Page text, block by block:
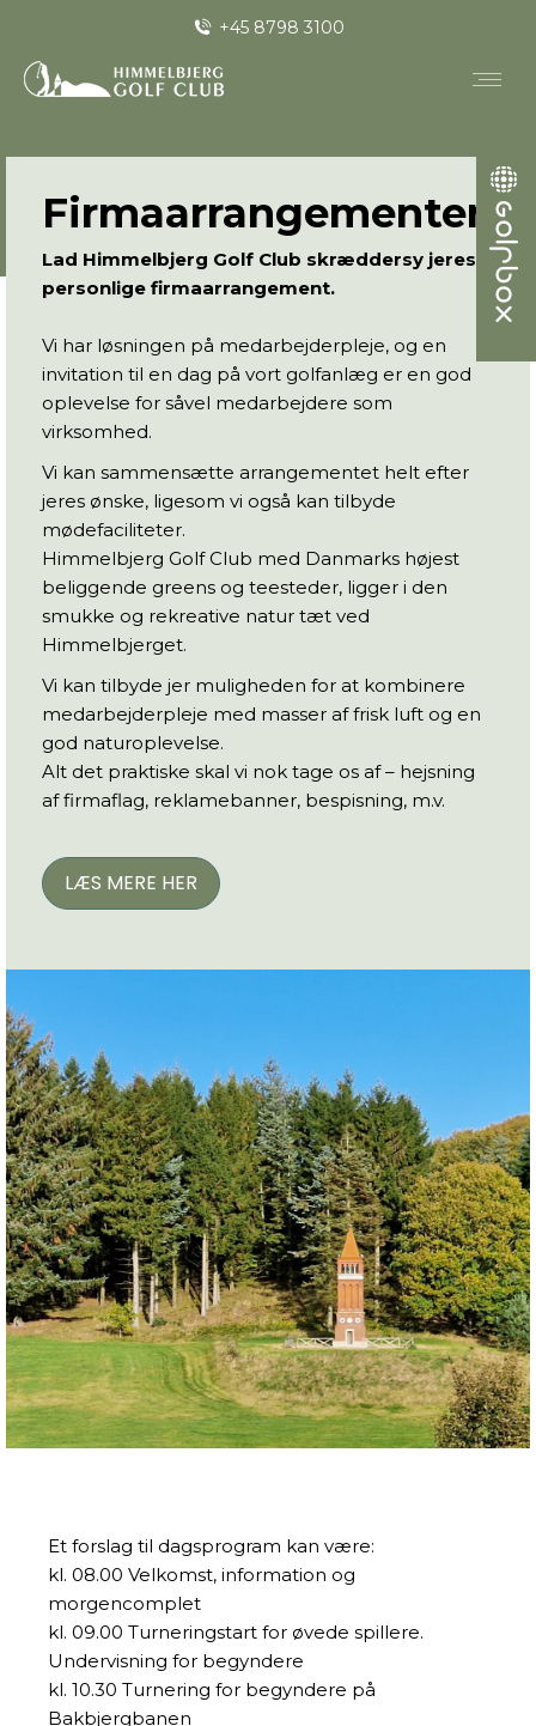
+45 8798 3100
Firmaarrangementer
Lad Himmelbjerg Golf Club skræddersy jeres
personlige firmaarrangement.
Vi har løsningen på medarbejderpleje, og en
invitation til en dag på vort golfanlæg er en god
oplevelse for såvel medarbejdere som
virksomhed.
Vi kan sammensætte arrangementet helt efter
jeres ønske, ligesom vi også kan tilbyde
mødefaciliteter.
Himmelbjerg Golf Club med Danmarks højest
beliggende greens og teesteder, ligger i den
smukke og rekreative natur tæt ved
Himmelbjerget.
Vi kan tilbyde jer muligheden for at kombinere
medarbejderpleje med masser af frisk luft og en
god naturoplevelse.
Alt det praktiske skal vi nok tage os af – hejsning
af firmaflag, reklamebanner, bespisning, m.v.
LÆS MERE HER
Et forslag til dagsprogram kan være:
kl. 08.00 Velkomst, information og
morgencomplet
kl. 09.00 Turneringstart for øvede spillere.
Undervisning for begyndere
kl. 10.30 Turnering for begyndere på
Bakbjergbanen